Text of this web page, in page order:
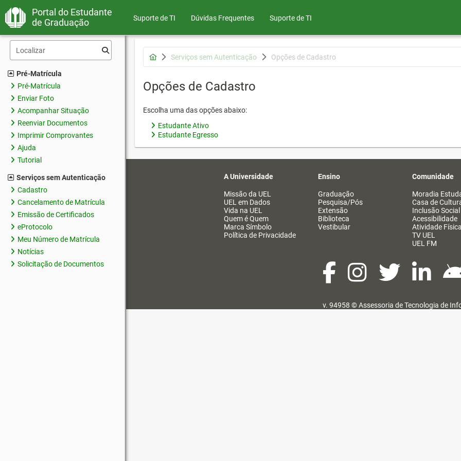
Portal do Estudante
de Graduação
Suporte de TI Dúvidas Frequentes Suporte de TI
Pré-Matrícula
Pré-Matrícula
Enviar Foto
Acompanhar Situação
Reenviar Documentos
Imprimir Comprovantes
Ajuda
Tutorial
Serviços sem Autenticação
Cadastro
Cancelamento de Matrícula
Emissão de Certificados
eProtocolo
Meu Número de Matrícula
Notícias
Solicitação de Documentos
Serviços sem Autenticação Opções de Cadastro
Opções de Cadastro
Escolha uma das opções abaixo:
Estudante Ativo
Estudante Egresso
A Universidade
Missão da UEL
UEL em Dados
Vida na UEL
Quem é Quem
Marca Símbolo
Política de Privacidade
Ensino
Graduação
Pesquisa/Pós
Extensão
Biblioteca
Vestibular
Comunidade
Moradia
Casa de
Inclusão Social
Acessibilidade
Atividade Física
TV UEL
UEL FM
v. 94958 ©Assessoria de Tecnologia de